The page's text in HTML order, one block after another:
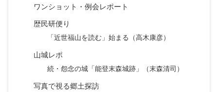
ワンショット・例会レポート
歴民研便り
「近世福山を読む」始まる（高木康彦）
山城レポ
続・怨念の城「能登末森城跡」（末森清司）
写真で視る郷土探訪